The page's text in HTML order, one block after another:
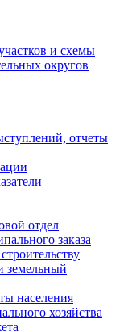
и схемы
округов
отчеты
отдел
заказа
земельный
населения
хозяйства